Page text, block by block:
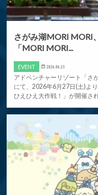
さがみ湖MORI MORI
「MORI MORI...
EVENT 2026.06.25
アドベンチャーリゾート「さ
にて、2026年6月27日(土)よ
ひえひえ大作戦！」が開催さ